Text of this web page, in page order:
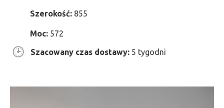
Szerokość: 855
Moc: 572
Szacowany czas dostawy: 5 tygodni